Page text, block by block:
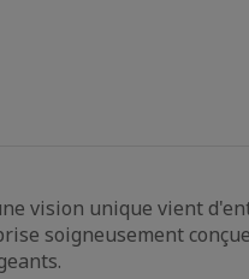
vision unique vient
soigneusement